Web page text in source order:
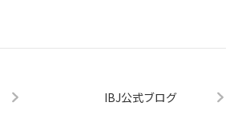
IBJ公式ブログ